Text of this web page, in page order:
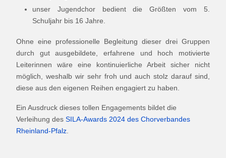
unser Jugendchor bedient die Größten vom 5.
Schuljahr bis 16 Jahre.
Ohne eine professionelle Begleitung dieser drei Gruppen
durch gut ausgebildete, erfahrene und hoch motivierte
Leiterinnen wäre eine kontinuierliche Arbeit sicher nicht
möglich, weshalb wir sehr froh und auch stolz darauf sind,
diese aus den eigenen Reihen engagiert zu haben.
Ein Ausdruck dieses tollen Engagements bildet die
Verleihung des SILA-Awards 2024 des Chorverbandes
Rheinland-Pfalz